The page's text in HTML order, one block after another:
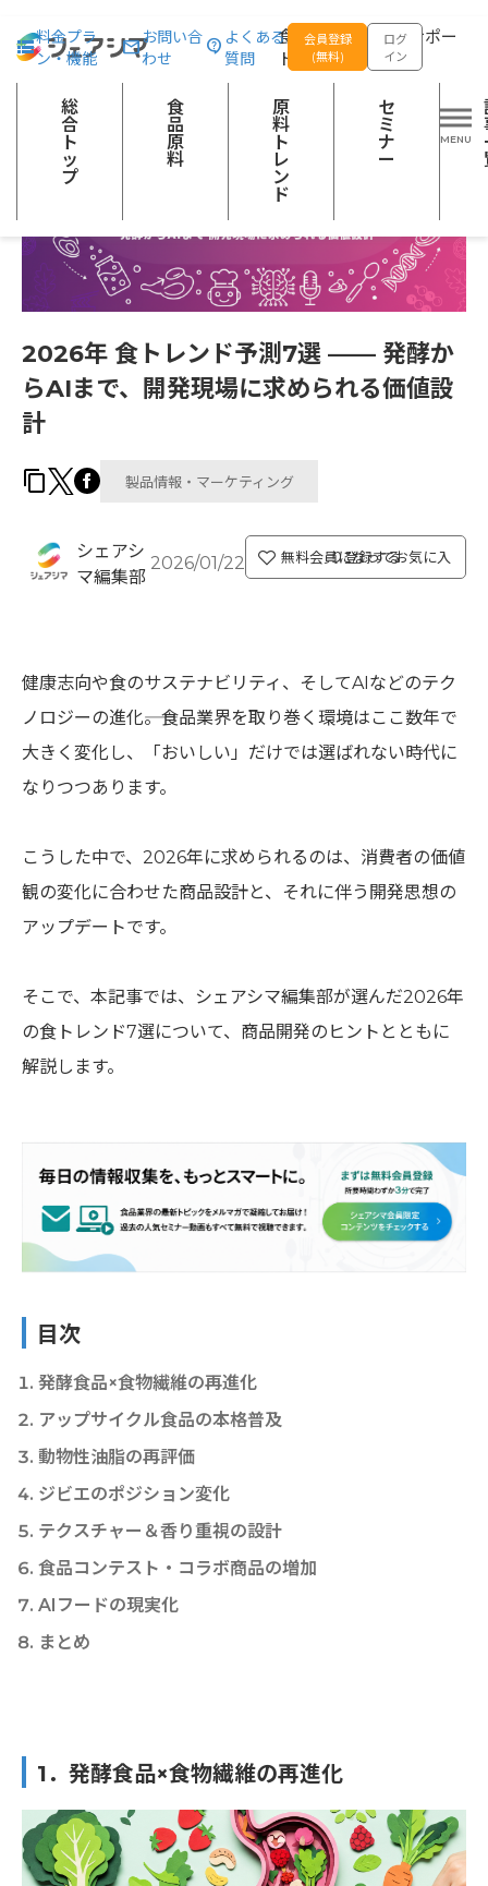
食品の企画開発をサポー
トする
料金プラ
ン・機能
お問い合
わせ
よくある
質問
会員登録
(無料)
ログ
イン
総
合
ト
ッ
プ
食
品
原
料
原
料
ト
レ
ン
ド
セ
ミ
ナ
ー
総合トップ 記事一覧 製品情報・マーケティング 2026年 食トレ
2026年 食トレンド予測7選 —— 発酵か
らAIまで、開発現場に求められる価値設
計
製品情報・マーケティング
シェアシ
マ編集部
2026/01/22 無料会員になってお気に入り登録する
健康志向や食のサステナビリティ、そしてAIなどのテク
ノロジーの進化――。食品業界を取り巻く環境はここ数年で
大きく変化し、「おいしい」だけでは選ばれない時代に
なりつつあります。
こうした中で、2026年に求められるのは、消費者の価値
観の変化に合わせた商品設計と、それに伴う開発思想の
アップデートです。
そこで、本記事では、シェアシマ編集部が選んだ2026年
の食トレンド7選について、商品開発のヒントとともに
解説します。
目次
発酵食品×食物繊維の再進化
アップサイクル食品の本格普及
動物性油脂の再評価
ジビエのポジション変化
テクスチャー＆香り重視の設計
食品コンテスト・コラボ商品の増加
AIフードの現実化
まとめ
1．発酵食品×食物繊維の再進化